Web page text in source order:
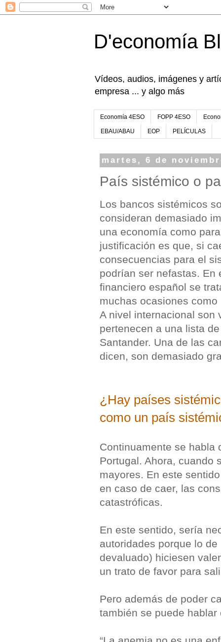
D'economía
Vídeos, audios, imágenes y
empresa ... y algo más
Economía 4ESO FOPP 4ESO
EBAU/ABAU EOP PELÍCULAS
martes, 6 de
País sistémico o
Los bancos sistémicos
consideran demasiado
una economía como
justificación es que, si
consecuencias para el
podrían ser nefastas. En
financiero español se
muchas ocasiones
A nivel internacional son
pertenecen a una lista
Santander. Una de las
dicen, son demasiado
¿Hay países
como un país
Continuamente se habla
Portugal. Ahora, cuando
mayores. En este
en caso de caer, las
catastróficas.
En este sentido, sería
autoridades porque lo
devaluado) hiciesen
un trato de favor para
Pero además de poder
también se puede